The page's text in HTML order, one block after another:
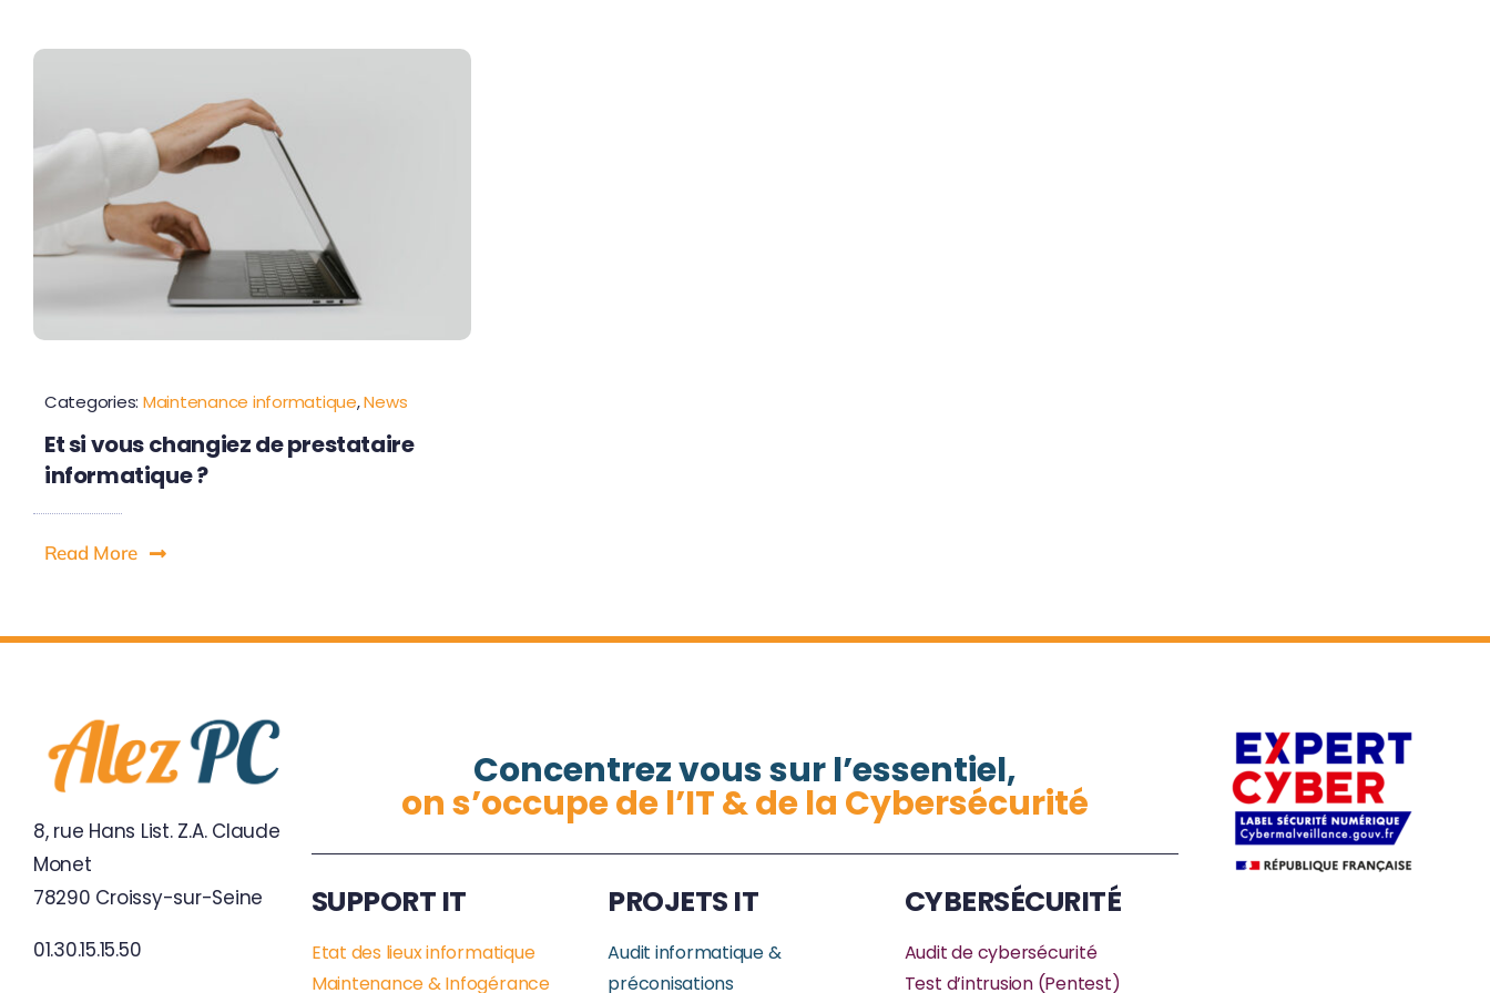
Categories: Maintenance informatique,News
Et si vous changiez de prestataire
informatique ?
Read More
8, rue Hans List. Z.A. Claude
Monet
78290 Croissy-sur-Seine
01.30.15.15.50
Concentrez vous sur l’essentiel,
on s’occupe de l’IT & de la Cybersécurité
SUPPORT IT
Etat des lieux informatique
Maintenance & Infogérance
PROJETS IT
Audit informatique &
préconisations
CYBERSÉCURITÉ
Audit de cybersécurité
Test d’intrusion (Pentest)